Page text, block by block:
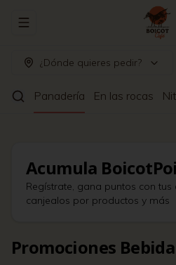
Abrir menu de navegación
¿Dónde quieres pedir?
Panadería En las rocas
Acumula
Regístrate, gana puntos con
canjealos por productos y más
Promociones